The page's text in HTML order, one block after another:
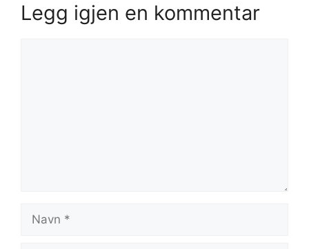
Legg igjen en kommentar
Navn